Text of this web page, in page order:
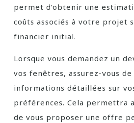
permet d’obtenir une
coûts associés à votre projet
financier initial.
Lorsque vous demandez un
vos fenêtres, assurez-vous
informations détaillées sur
préférences. Cela permettra
de vous proposer une offre